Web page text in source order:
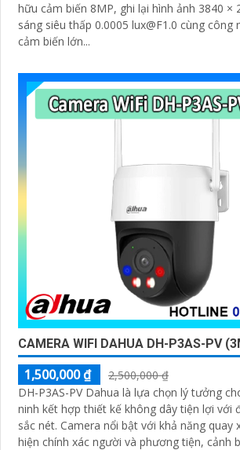
hữu cảm biến 8MP, ghi lại hình ảnh 3840 × 2160.
sáng siêu thấp 0.0005 lux@F1.0 cùng công
cảm biến lớn...
CAMERA WIFI DAHUA DH-P3AS-PV
1,500,000 ₫
2,500,000 ₫
DH-P3AS-PV Dahua là lựa chọn lý tưởng
ninh kết hợp thiết kế không dây tiện lợi với
sắc nét. Camera nổi bật với khả năng quay xoay 360°, phát
hiện chính xác người và phương tiện, cảnh